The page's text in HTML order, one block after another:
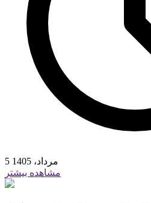
5 مرداد، 1405
مشاهده بیشتر